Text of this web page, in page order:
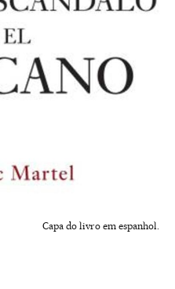
Capa do livro em espanhol.